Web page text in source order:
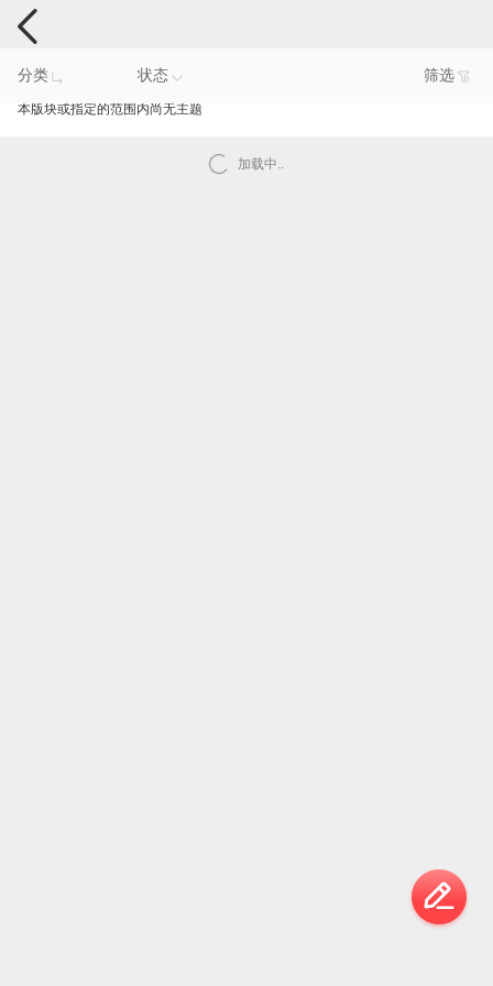
手机反馈
分类 状态 筛选
本版块或指定的范围内尚无主题
加载中..